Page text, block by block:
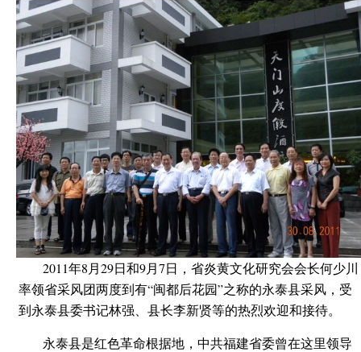
2011年8月29日和9月7日，省炎黄文化研究会会长何少川
率领省采风团两度到有“闽都后花园”之称的永泰县采风，受
到永泰县委书记林强、县长李新贤等的热烈欢迎和接待。
永泰县是红色革命根据地，中共福建省委曾在这里领导